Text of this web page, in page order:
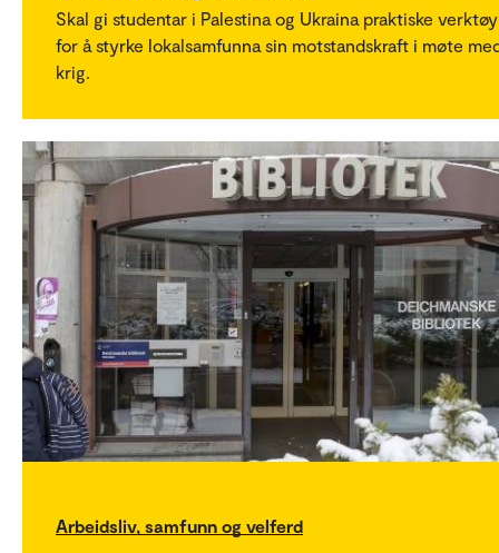
Skal gi studentar i Palestina og Ukraina praktiske verktøy
for å styrke lokalsamfunna sin motstandskraft i møte
krig.
Arbeidsliv, samfunn og velferd